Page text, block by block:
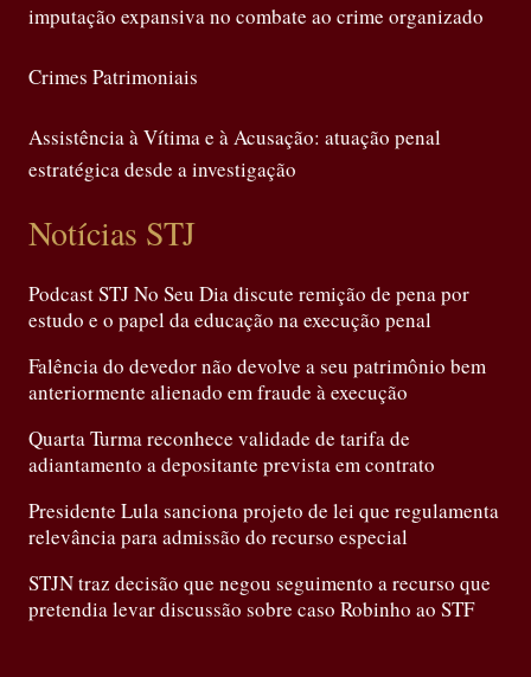
imputação expansiva no combate ao crime organizado
Crimes Patrimoniais
Assistência à Vítima e à Acusação: atuação penal
estratégica desde a investigação
Notícias STJ
Podcast STJ No Seu Dia discute remição de pena por
estudo e o papel da educação na execução penal
Falência do devedor não devolve a seu patrimônio bem
anteriormente alienado em fraude à execução
Quarta Turma reconhece validade de tarifa de
adiantamento a depositante prevista em contrato
Presidente Lula sanciona projeto de lei que regulamenta
relevância para admissão do recurso especial
STJN traz decisão que negou seguimento a recurso que
pretendia levar discussão sobre caso Robinho ao STF